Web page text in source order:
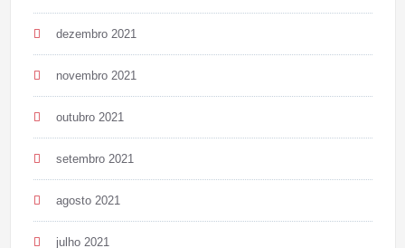
dezembro 2021
novembro 2021
outubro 2021
setembro 2021
agosto 2021
julho 2021